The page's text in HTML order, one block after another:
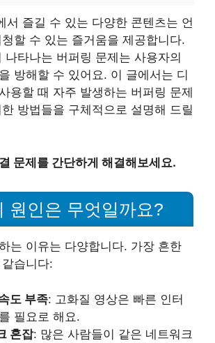
서 즐길 수 있는 다양한 콘텐츠는 언
할 수 있는 즐거움을 제공합니다.
나타나는 버퍼링 문제는 사용자의
방해할 수 있어요. 이 글에서는 디
용할 때 자주 발생하는 버퍼링 문제
방법들을 구체적으로 설명해 드릴
문제를 간단하게 해결해보세요.
원인은 무엇일까요?
는 이유는 다양합니다. 가장 흔한
습니다:
도 부족: 고화질 영상은 빠른 인터
필요로 해요.
혼잡: 많은 사람들이 같은 네트워크